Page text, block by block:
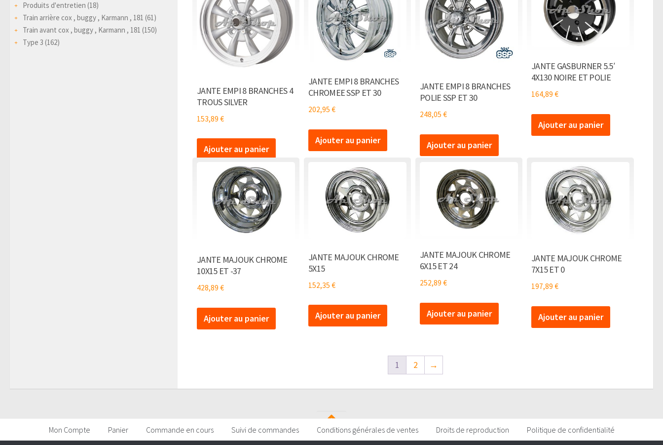
JANTE EMPI 8 BRANCHES 4
TROUS SILVER
153,89€
Ajouter au panier
JANTE EMPI 8 BRANCHES
CHROMEE SSP ET 30
202,95 €
Ajouter au panier
JANTE EMPI 8 BRANCHES
POLIE SSP ET 30
248,05 €
Ajouter au panier
JANTE GASBURNER 5.5′
4X130 NOIRE ET POLIE
164,89 €
Ajouter au panier
JANTE MAJOUK CHROME
10X15 ET -37
428,89€
Ajouter au panier
JANTE MAJOUK CHROME
5X15
152,35 €
Ajouter au panier
JANTE MAJOUK CHROME
6X15 ET 24
252,89 €
Ajouter au panier
JANTE MAJOUK CHROME
7X15 ET 0
197,89 €
Ajouter au panier
1 2 →
Produits d'entretien (18)
Train arrière cox , buggy , Karmann , 181 (61)
Train avant cox , buggy , Karmann , 181 (150)
Type 3 (162)
Mon Compte Panier Commande en cours Suivi de commandes Conditions générales de ventes Droits de reproduction Politique de confidentialité